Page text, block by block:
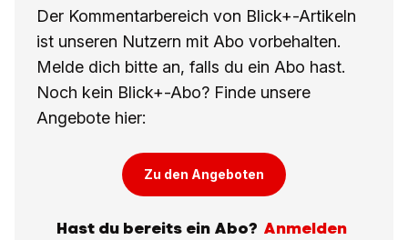
Der Kommentarbereich von Blick+-Artikeln
ist unseren Nutzern mit Abo vorbehalten.
Melde dich bitte an, falls du ein Abo hast.
Noch kein Blick+-Abo? Finde unsere
Angebote hier:
Zu den Angeboten
Hast du bereits ein Abo? Anmelden